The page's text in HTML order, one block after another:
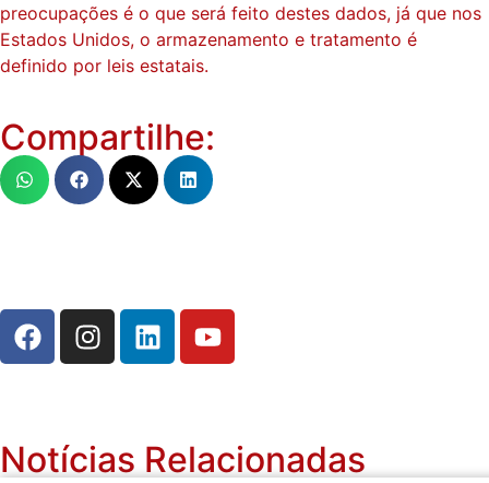
preocupações é o que será feito destes dados, já que nos
Estados Unidos, o armazenamento e tratamento é
definido por leis estatais.
Compartilhe:
Notícias Relacionadas